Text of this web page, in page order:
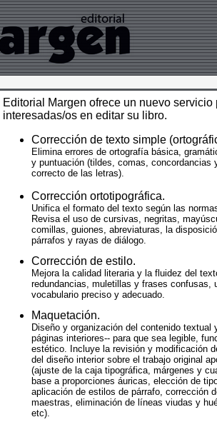
Editorial Margen ofrece un nuevo servicio
interesadas/os en editar su libro.
Corrección de texto simple
Elimina errores de ortografía básica,
y puntuación (tildes, comas, concordancias
correcto de las letras).
Corrección ortotipográfica.
Unifica el formato del texto según las
Revisa el uso de cursivas, negritas,
comillas, guiones, abreviaturas, la
párrafos y rayas de diálogo.
Corrección de estilo.
Mejora la calidad literaria y la fluidez del
redundancias, muletillas y frases confusas,
vocabulario preciso y adecuado.
Maquetación.
Diseño y organización del contenido textual
páginas interiores-- para que sea legible,
estético. Incluye la revisión y modificación
del diseño interior sobre el trabajo original
(ajuste de la caja tipográfica, márgenes y
base a proporciones áuricas, elección de
aplicación de estilos de párrafo, corrección
maestras, eliminación de líneas viudas y
etc).